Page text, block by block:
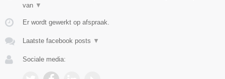
van ▼
Er wordt gewerkt op afspraak.
Laatste facebook posts ▼
Sociale media: